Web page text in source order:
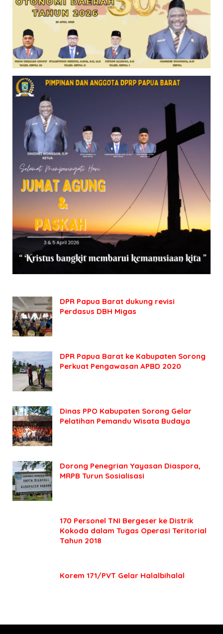
DPR Papua Barat dukung revisi
Perdasus DBH Migas
DPR Papua Barat ke Kabupaten Sorong
Perkuat Pengawasan APBD 2020
Dinas PPO Kabupaten Sorong Gelar
Pelatihan Pemandu Wisata Budaya
Dorong Penegrian Yayasan Diaspora,
MRPB Turun Sosialisasi
170 Personel TNI Bergeser ke Distrik
Kokoda dalam Tugas Operasi Teritorial
Tahun 2018
Korem 171/PVT Gelar Halalbihalal